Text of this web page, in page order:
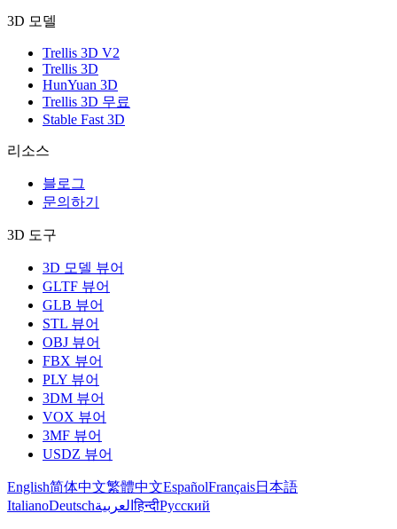
3D 모델
Trellis 3D V2
Trellis 3D
HunYuan 3D
Trellis 3D 무료
Stable Fast 3D
리소스
블로그
문의하기
3D 도구
3D 모델 뷰어
GLTF 뷰어
GLB 뷰어
STL 뷰어
OBJ 뷰어
FBX 뷰어
PLY 뷰어
3DM 뷰어
VOX 뷰어
3MF 뷰어
USDZ 뷰어
English简体中文繁體中文EspañolFrançais日本語
ItalianoDeutschالعربيةहिन्दीРусский